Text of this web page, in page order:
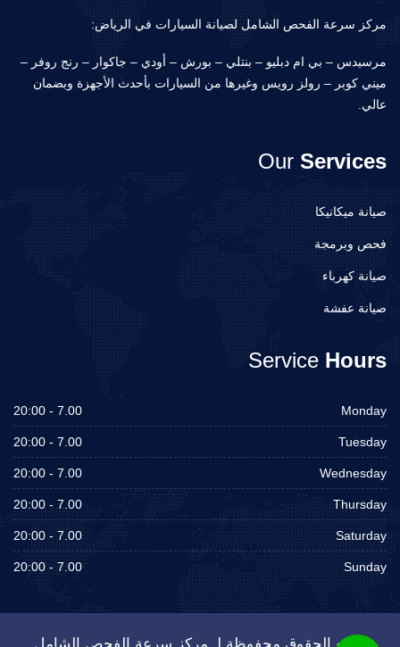
مركز سرعة الفحص الشامل لصيانة السيارات في الرياض:
مرسيدس – بي ام دبليو – بنتلي – بورش – أودي – جاكوار – رنج روفر –
ميني كوبر – رولز رويس وغيرها من السيارات بأحدث الأجهزة وبضمان
عالي.
Our Services
صيانة ميكانيكا
فحص وبرمجة
صيانة كهرباء
صيانة عفشة
Service Hours
Monday
7.00 - 20:00
Tuesday
7.00 - 20:00
Wednesday
7.00 - 20:00
Thursday
7.00 - 20:00
Saturday
7.00 - 20:00
Sunday
7.00 - 20:00